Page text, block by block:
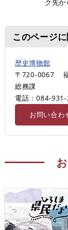
ク先か
このページ
歴史博物館
〒720-0067
総務課
電話：084-
お問い合わ